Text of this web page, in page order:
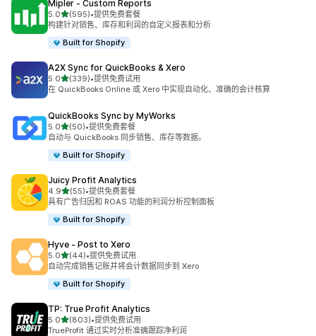
Mipler ‑ Custom Reports
5.0星（满分 5 星）
(595)
总共 595 条评论
•提供免费套餐
构建针对销售、库存和利润的自定义报表和分析
Built for Shopify
A2X Sync for QuickBooks & Xero
5.0星（满分 5 星）
(339)
总共 339 条评论
•提供免费试用
在 QuickBooks Online 或 Xero 中实现自动化、准确的会计核算
QuickBooks Sync by MyWorks
5.0星（满分 5 星）
(50)
总共 50 条评论
•提供免费套餐
自动与 QuickBooks 同步销售、库存等数据。
Built for Shopify
Juicy Profit Analytics
4.9星（满分 5 星）
(55)
总共 55 条评论
•提供免费套餐
具有广告归因和 ROAS 功能的利润分析控制面板
Built for Shopify
Hyve ‑ Post to Xero
5.0星（满分 5 星）
(44)
总共 44 条评论
•提供免费试用
自动完成销售记账并将会计数据同步到 Xero
Built for Shopify
TP: True Profit Analytics
5.0星（满分 5 星）
(803)
总共 803 条评论
•提供免费试用
TrueProfit 通过实时分析准确跟踪净利润